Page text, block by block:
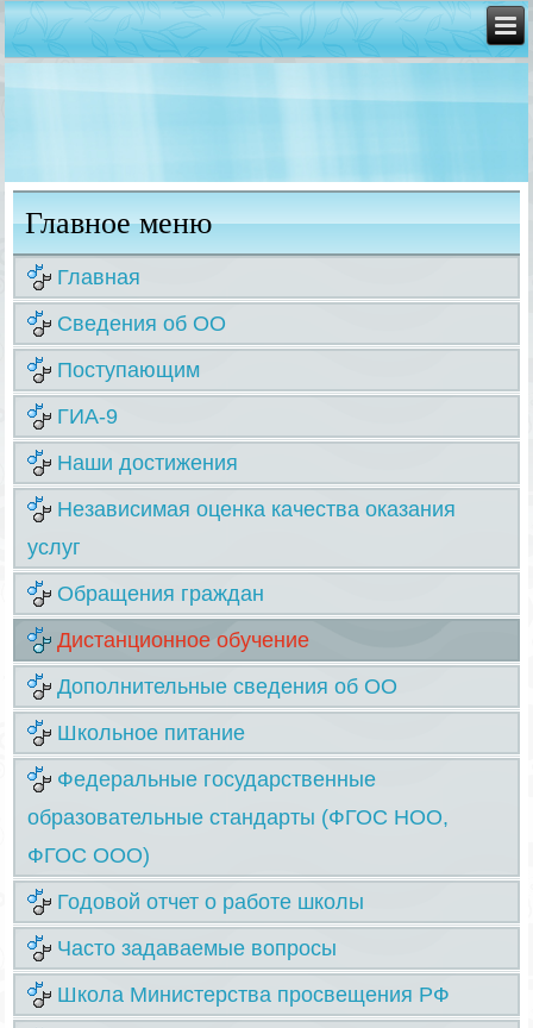
Главное меню
Главная
Сведения об ОО
Поступающим
ГИА-9
Наши достижения
Независимая оценка качества оказания
услуг
Обращения граждан
Дистанционное обучение
Дополнительные сведения об ОО
Школьное питание
Федеральные государственные
образовательные стандарты (ФГОС НОО,
ФГОС ООО)
Годовой отчет о работе школы
Часто задаваемые вопросы
Школа Министерства просвещения РФ